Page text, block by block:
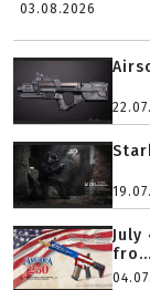
03.08.2026
fro...